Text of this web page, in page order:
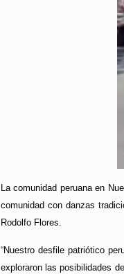
La comunidad peruana en
comunidad con danzas
Rodolfo Flores.
“Nuestro desfile patriótico
exploraron las posibilidades